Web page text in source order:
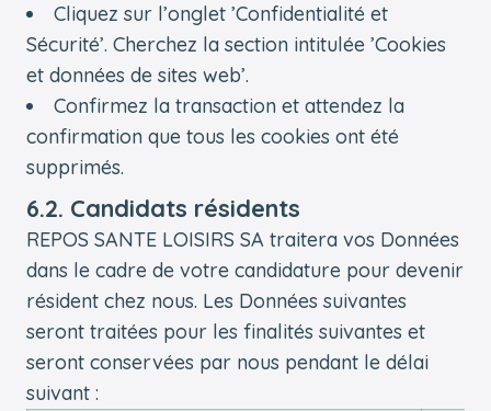
Cliquez sur l’onglet ’Confidentialité et
Sécurité’. Cherchez la section intitulée ’Cookies
et données de sites web’.
Confirmez la transaction et attendez la
confirmation que tous les cookies ont été
supprimés.
6.2. Candidats résidents
REPOS SANTE LOISIRS SA traitera vos Données
dans le cadre de votre candidature pour devenir
résident chez nous. Les Données suivantes
seront traitées pour les finalités suivantes et
seront conservées par nous pendant le délai
suivant :